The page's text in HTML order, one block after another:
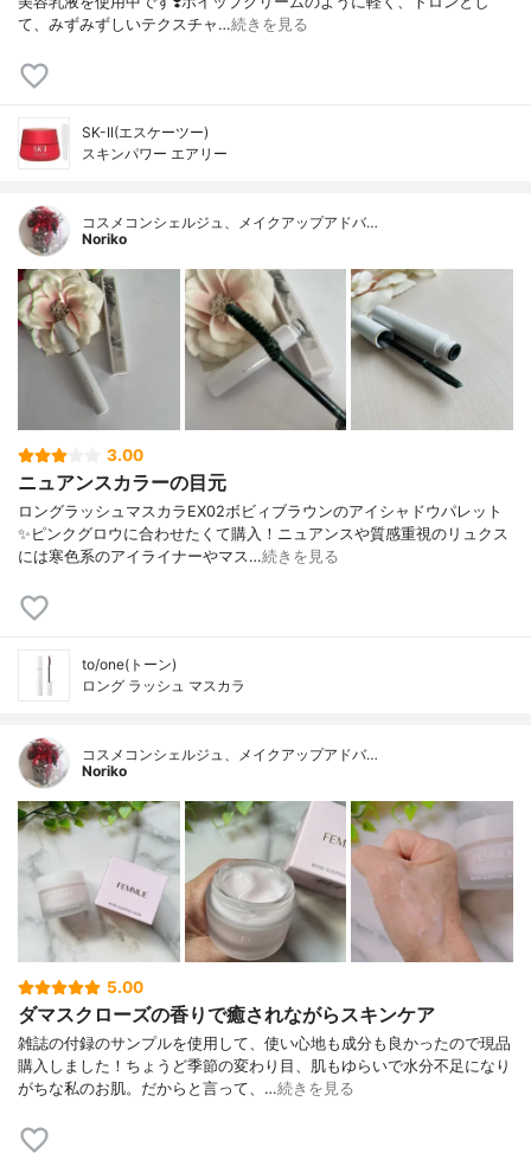
て、みずみずしいテクスチャ…続きを見る
SK-II(エスケーツー)
スキンパワー エアリー
コスメコンシェルジュ、メイクアップアドバ…
Noriko
3.00
ニュアンスカラーの目元
ロングラッシュマスカラEX02ボビィブラウンのアイシャドウパレット
✨ピンクグロウに合わせたくて購入！ニュアンスや質感重視のリュクス
には寒色系のアイライナーやマス…続きを見る
to/one(トーン)
ロング ラッシュ マスカラ
コスメコンシェルジュ、メイクアップアドバ…
Noriko
5.00
ダマスクローズの香りで癒されながらスキンケア
雑誌の付録のサンプルを使用して、使い心地も成分も良かったので現品
購入しました！ちょうど季節の変わり目、肌もゆらいで水分不足になり
がちな私のお肌。だからと言って、…続きを見る